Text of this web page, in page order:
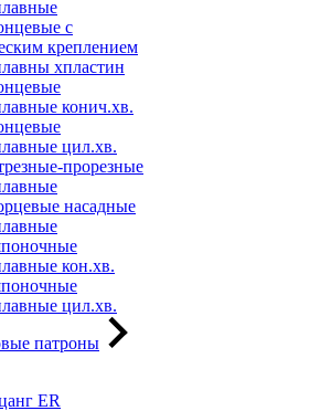
с
креплением
хпластин
конич.хв.
цил.хв.
прорезные
насадные
кон.хв.
цил.хв.
патроны
ER